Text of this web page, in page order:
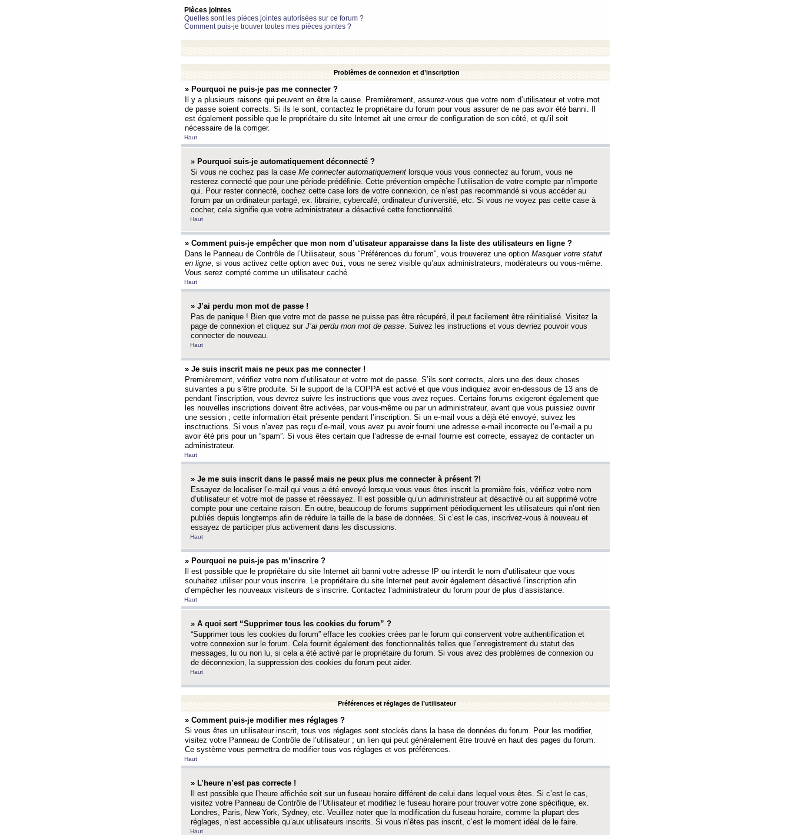
Pièces jointes
Quelles sont les pièces jointes autorisées sur ce forum ?
Comment puis-je trouver toutes mes pièces jointes ?
Problèmes de connexion et d’inscription
» Pourquoi ne puis-je pas me connecter ?
Il y a plusieurs raisons qui peuvent en être la cause. Premièrement, assurez-vous que votre nom d’utilisateur et votre mot
de passe soient corrects. Si ils le sont, contactez le propriétaire du forum pour vous assurer de ne pas avoir été banni. Il
est également possible que le propriétaire du site Internet ait une erreur de configuration de son côté, et qu’il soit
nécessaire de la corriger.
Haut
» Pourquoi suis-je automatiquement déconnecté ?
Si vous ne cochez pas la case Me connecter automatiquement lorsque vous vous connectez au forum, vous ne
resterez connecté que pour une période prédéfinie. Cette prévention empêche l’utilisation de votre compte par n’importe
qui. Pour rester connecté, cochez cette case lors de votre connexion, ce n’est pas recommandé si vous accéder au
forum par un ordinateur partagé, ex. librairie, cybercafé, ordinateur d’université, etc. Si vous ne voyez pas cette case à
cocher, cela signifie que votre administrateur a désactivé cette fonctionnalité.
Haut
» Comment puis-je empêcher que mon nom d’utisateur apparaisse dans la liste des utilisateurs en ligne ?
Dans le Panneau de Contrôle de l’Utilisateur, sous “Préférences du forum”, vous trouverez une option Masquer votre statut
en ligne, si vous activez cette option avec Oui , vous ne serez visible qu’aux administrateurs, modérateurs ou vous-même.
Vous serez compté comme un utilisateur caché.
Haut
» J’ai perdu mon mot de passe !
Pas de panique ! Bien que votre mot de passe ne puisse pas être récupéré, il peut facilement être réinitialisé. Visitez la
page de connexion et cliquez sur J’ai perdu mon mot de passe. Suivez les instructions et vous devriez pouvoir vous
connecter de nouveau.
Haut
» Je suis inscrit mais ne peux pas me connecter !
Premièrement, vérifiez votre nom d’utilisateur et votre mot de passe. S’ils sont corrects, alors une des deux choses
suivantes a pu s’être produite. Si le support de la COPPA est activé et que vous indiquiez avoir en-dessous de 13 ans de
pendant l’inscription, vous devrez suivre les instructions que vous avez reçues. Certains forums exigeront également que
les nouvelles inscriptions doivent être activées, par vous-même ou par un administrateur, avant que vous puissiez ouvrir
une session ; cette information était présente pendant l’inscription. Si un e-mail vous a déjà été envoyé, suivez les
insctructions. Si vous n’avez pas reçu d’e-mail, vous avez pu avoir fourni une adresse e-mail incorrecte ou l’e-mail a pu
avoir été pris pour un “spam”. Si vous êtes certain que l’adresse de e-mail fournie est correcte, essayez de contacter un
administrateur.
Haut
» Je me suis inscrit dans le passé mais ne peux plus me connecter à présent ?!
Essayez de localiser l’e-mail qui vous a été envoyé lorsque vous vous êtes inscrit la première fois, vérifiez votre nom
d’utilisateur et votre mot de passe et réessayez. Il est possible qu’un administrateur ait désactivé ou ait supprimé votre
compte pour une certaine raison. En outre, beaucoup de forums suppriment périodiquement les utilisateurs qui n’ont rien
publiés depuis longtemps afin de réduire la taille de la base de données. Si c’est le cas, inscrivez-vous à nouveau et
essayez de participer plus activement dans les discussions.
Haut
» Pourquoi ne puis-je pas m’inscrire ?
Il est possible que le propriétaire du site Internet ait banni votre adresse IP ou interdit le nom d’utilisateur que vous
souhaitez utiliser pour vous inscrire. Le propriétaire du site Internet peut avoir également désactivé l’inscription afin
d’empêcher les nouveaux visiteurs de s’inscrire. Contactez l’administrateur du forum pour de plus d’assistance.
Haut
» A quoi sert “Supprimer tous les cookies du forum” ?
“Supprimer tous les cookies du forum” efface les cookies crées par le forum qui conservent votre authentification et
votre connexion sur le forum. Cela fournit également des fonctionnalités telles que l’enregistrement du statut des
messages, lu ou non lu, si cela a été activé par le propriétaire du forum. Si vous avez des problèmes de connexion ou
de déconnexion, la suppression des cookies du forum peut aider.
Haut
Préférences et réglages de l’utilisateur
» Comment puis-je modifier mes réglages ?
Si vous êtes un utilisateur inscrit, tous vos réglages sont stockés dans la base de données du forum. Pour les modifier,
visitez votre Panneau de Contrôle de l’utilisateur ; un lien qui peut généralement être trouvé en haut des pages du forum.
Ce système vous permettra de modifier tous vos réglages et vos préférences.
Haut
» L’heure n’est pas correcte !
Il est possible que l’heure affichée soit sur un fuseau horaire différent de celui dans lequel vous êtes. Si c’est le cas,
visitez votre Panneau de Contrôle de l’Utilisateur et modifiez le fuseau horaire pour trouver votre zone spécifique, ex.
Londres, Paris, New York, Sydney, etc. Veuillez noter que la modification du fuseau horaire, comme la plupart des
réglages, n’est accessible qu’aux utilisateurs inscrits. Si vous n’êtes pas inscrit, c’est le moment idéal de le faire.
Haut